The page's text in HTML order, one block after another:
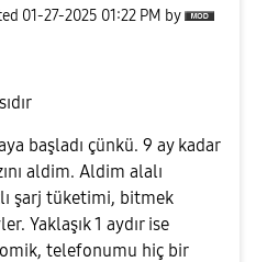
‎01-27-2025 01:22 PM by
başladı çünkü. 9 ay kadar
aldim. Aldim alalı
şarj tüketimi, bitmek
Yaklaşık 1 aydır ise
telefonumu hiç bir